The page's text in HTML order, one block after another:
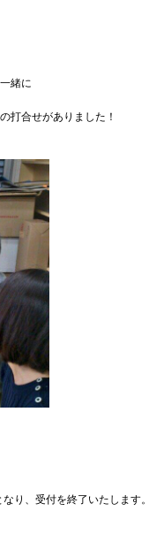
緒に
打合せがありました！
り、受付を終了いたします。